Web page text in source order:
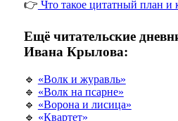
👉 Что такое цитатный план и
Ещё читательские
Ивана Крылова:
🔹 «Волк и журавль»
🔹 «Волк на псарне»
🔹 «Ворона и лисица»
🔹 «Квартет»